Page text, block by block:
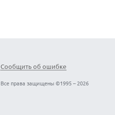
Сообщить об ошибке
Все права защищены ©1995 – 2026